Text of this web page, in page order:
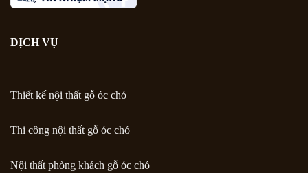
DỊCH VỤ
Thiết kế nội thất gỗ óc chó
Thi công nội thất gỗ óc chó
Nội thất phòng khách gỗ óc chó